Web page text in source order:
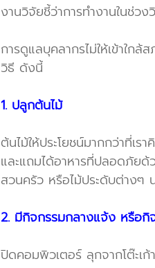
งานวิจัยชี้ว่าการทำงานในช่ว
การดูแลบุคลากรไม่ให้เข้าใก
วิธี ดังนี้
1. ปลูกต้นไม้
ต้นไม้ให้ประโยชน์มากกว่าที่เ
และแถมได้อาหารที่ปลอดภัย
สวนครัว หรือไม้ประดับต่างๆ
2. มีกิจกรรมกลางแจ้ง หรือกิ
ปิดคอมพิวเตอร์ ลุกจากโต๊ะเ